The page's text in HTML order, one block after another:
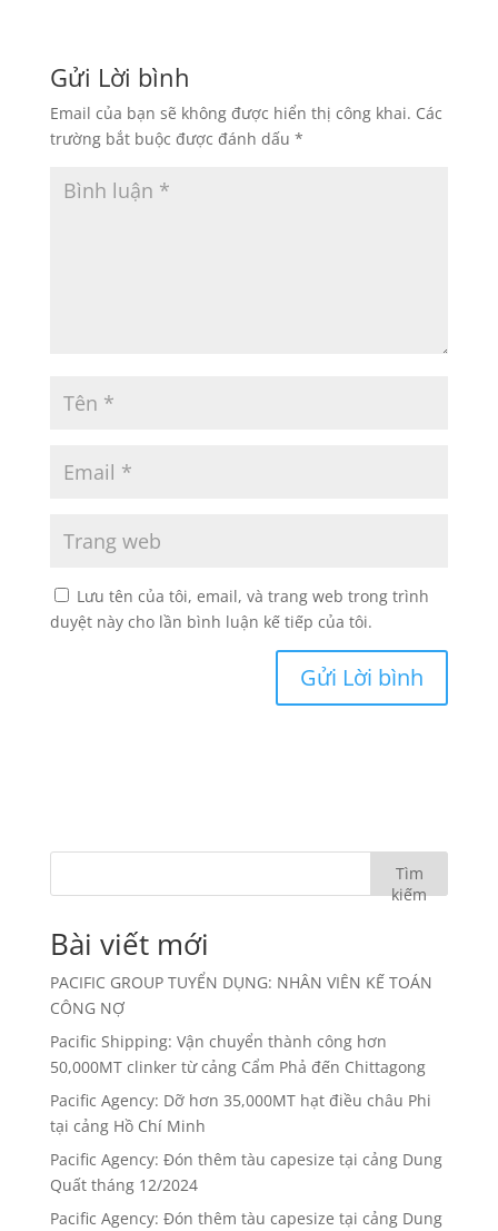
Gửi Lời bình
Email của bạn sẽ không được hiển thị công khai. Các
trường bắt buộc được đánh dấu *
Lưu tên của tôi, email, và trang web trong trình
duyệt này cho lần bình luận kế tiếp của tôi.
Tìm
kiếm
Bài viết mới
PACIFIC GROUP TUYỂN DỤNG: NHÂN VIÊN KẾ TOÁN
CÔNG NỢ
Pacific Shipping: Vận chuyển thành công hơn
50,000MT clinker từ cảng Cẩm Phả đến Chittagong
Pacific Agency: Dỡ hơn 35,000MT hạt điều châu Phi
tại cảng Hồ Chí Minh
Pacific Agency: Đón thêm tàu capesize tại cảng Dung
Quất tháng 12/2024
Pacific Agency: Đón thêm tàu capesize tại cảng Dung